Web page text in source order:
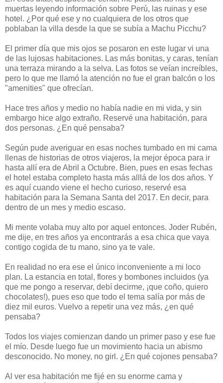
muertas leyendo información sobre Perú, las ruinas y ese
hotel. ¿Por qué ese y no cualquiera de los otros que
poblaban la villa desde la que se subía a Machu Picchu?
El primer día que mis ojos se posaron en este lugar vi una
de las lujosas habitaciones. Las más bonitas, y caras, tenían
una terraza mirando a la selva. Las fotos se veían increíbles,
pero lo que me llamó la atención no fue el gran balcón o los
"amenities" que ofrecían.
Hace tres años y medio no había nadie en mi vida, y sin
embargo hice algo extraño. Reservé una habitación, para
dos personas. ¿En qué pensaba?
Según pude averiguar en esas noches tumbado en mi cama
llenas de historias de otros viajeros, la mejor época para ir
hasta allí era de Abril a Octubre. Bien, pues en esas fechas
el hotel estaba completo hasta más alllá de los dos años. Y
es aquí cuando viene el hecho curioso, reservé esa
habitación para la Semana Santa del 2017. En decir, para
dentro de un mes y medio escaso.
Mi mente volaba muy alto por aquel entonces. Joder Rubén,
me dije, en tres años ya encontrarás a esa chica que vaya
contigo cogida de tu mano, sino ya te vale.
En realidad no era ese el único inconveniente a mi loco
plan. La estancia en total, flores y bombones incluidos (ya
que me pongo a reservar, debí decirme, ¡que coño, quiero
chocolates!), pues eso que todo el tema salía por más de
diez mil euros. Vuelvo a repetir una vez más, ¿en qué
pensaba?
Todos los viajes comienzan dando un primer paso y ese fue
el mío. Desde luego fue un movimiento hacia un abismo
desconocido. No money, no girl. ¿En qué cojones pensaba?
Al ver esa habitación me fijé en su enorme cama y